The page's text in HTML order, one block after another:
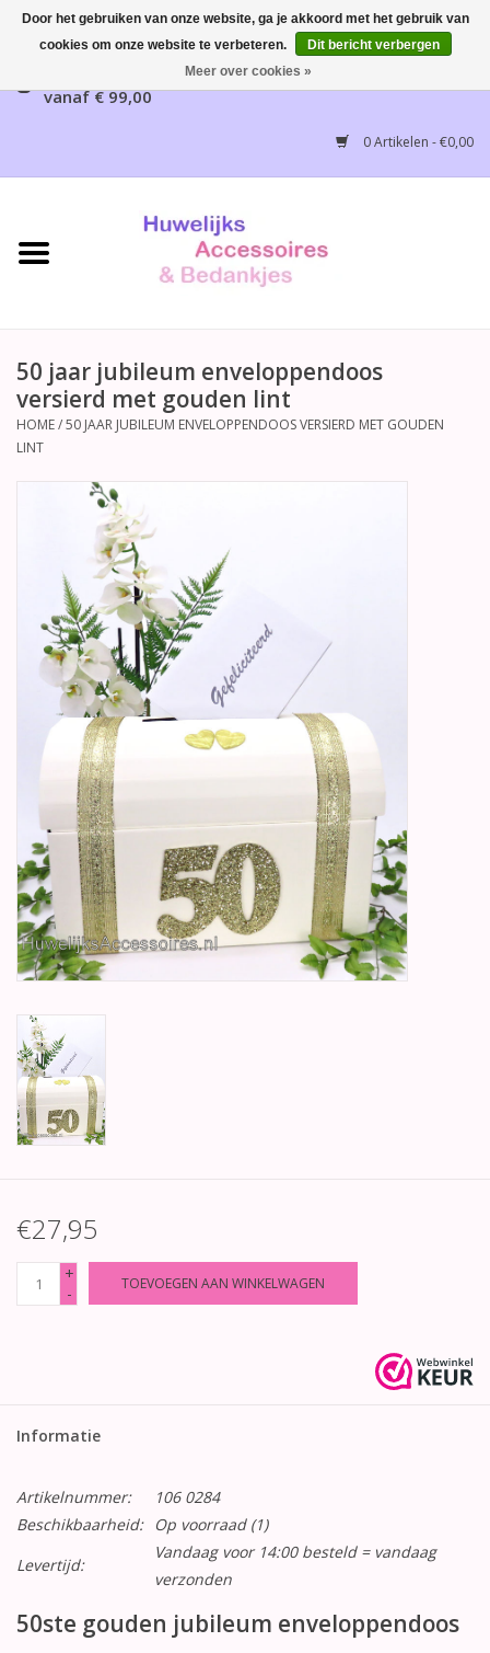
Gratis verzending mogelijk, NL vanaf € 65,00, België
vanaf € 99,00
0 Artikelen - €0,00
Home
Bruidsaccessoires
Huwelijksreceptie
Betty Boop Huwelijk
Jubileum
Geboorte, Doop en
Communie
SALE
50 jaar jubileum enveloppendoos
versierd met gouden lint
HOME/50 JAAR JUBILEUM ENVELOPPENDOOS VERSIERD MET GOUDEN
LINT
€27,95
+
-
TOEVOEGEN AAN WINKELWAGEN
Informatie
Artikelnummer:
106 0284
Beschikbaarheid:
Op voorraad(1)
Levertijd:
Vandaag voor 14:00 besteld = vandaag
verzonden
50ste gouden jubileum enveloppendoos
Door het gebruiken van onze website, ga je akkoord met het gebruik van
cookies om onze website te verbeteren.
Dit bericht verbergen
Meer over cookies »